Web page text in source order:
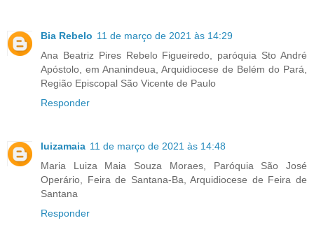
Bia Rebelo 11 de março de 2021 às 14:29
Ana Beatriz Pires Rebelo Figueiredo, paróquia Sto André
Apóstolo, em Ananindeua, Arquidiocese de Belém do Pará,
Região Episcopal São Vicente de Paulo
Responder
luizamaia 11 de março de 2021 às 14:48
Maria Luiza Maia Souza Moraes, Paróquia São José
Operário, Feira de Santana-Ba, Arquidiocese de Feira de
Santana
Responder